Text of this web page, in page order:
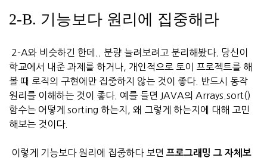
2-B. 기능보다 원리에 집중해라
2-A와 비슷하긴 한데.. 분량 늘려보려고 분리해봤다. 당신이
학교에서 내준 과제를 하거나, 개인적으로 토이 프로젝트를 해
볼 때 로직의 구현에만 집중하지 않는 것이 좋다. 반드시 동작
원리를 이해하는 것이 좋다. 예를 들면 JAVA의 Arrays.sort()
함수는 어떻게 sorting 하는지, 왜 그렇게 하는지에 대해 고민
해보는 것이다.
이렇게 기능보다 원리에 집중하다 보면 프로그래밍 그 자체보